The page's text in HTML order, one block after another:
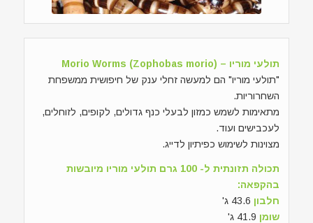
תולעי מוריו – (Morio Worms (Zophobas morio
"תולעי מוריו" הם למעשה זחלי ענק של חיפושית ממשפחת
השחרוריות.
מתאימות לשמש כמזון לבעלי כנף גדולים, לקופים, לזוחלים,
לעכבישים ועוד.
מצוינות לשימוש כפיתיון לדייג.
תכולה תזונתית ל- 100 גרם תולעי מוריו מיובשות
בהקפאה:
חלבון
שומן